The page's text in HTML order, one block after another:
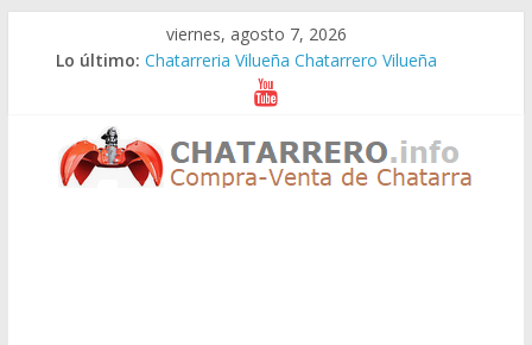
viernes, agosto 7, 2026
Lo último: Chatarreria Vilueña Chatarrero Vilueña
Chatarreria Zuera Chatarrero Zuera
Chatarreria Zaragoza Chatarrero Zaragoza
Chatarreria Zaida Chatarrero Zaida
Chatarreria Vistabella Chatarrero Vistabella